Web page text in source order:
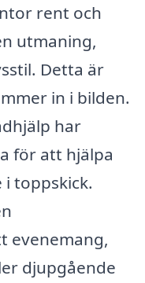
rent och
utmaning,
Detta är
in i bilden.
har
för att hjälpa
toppskick.
evenemang,
djupgående